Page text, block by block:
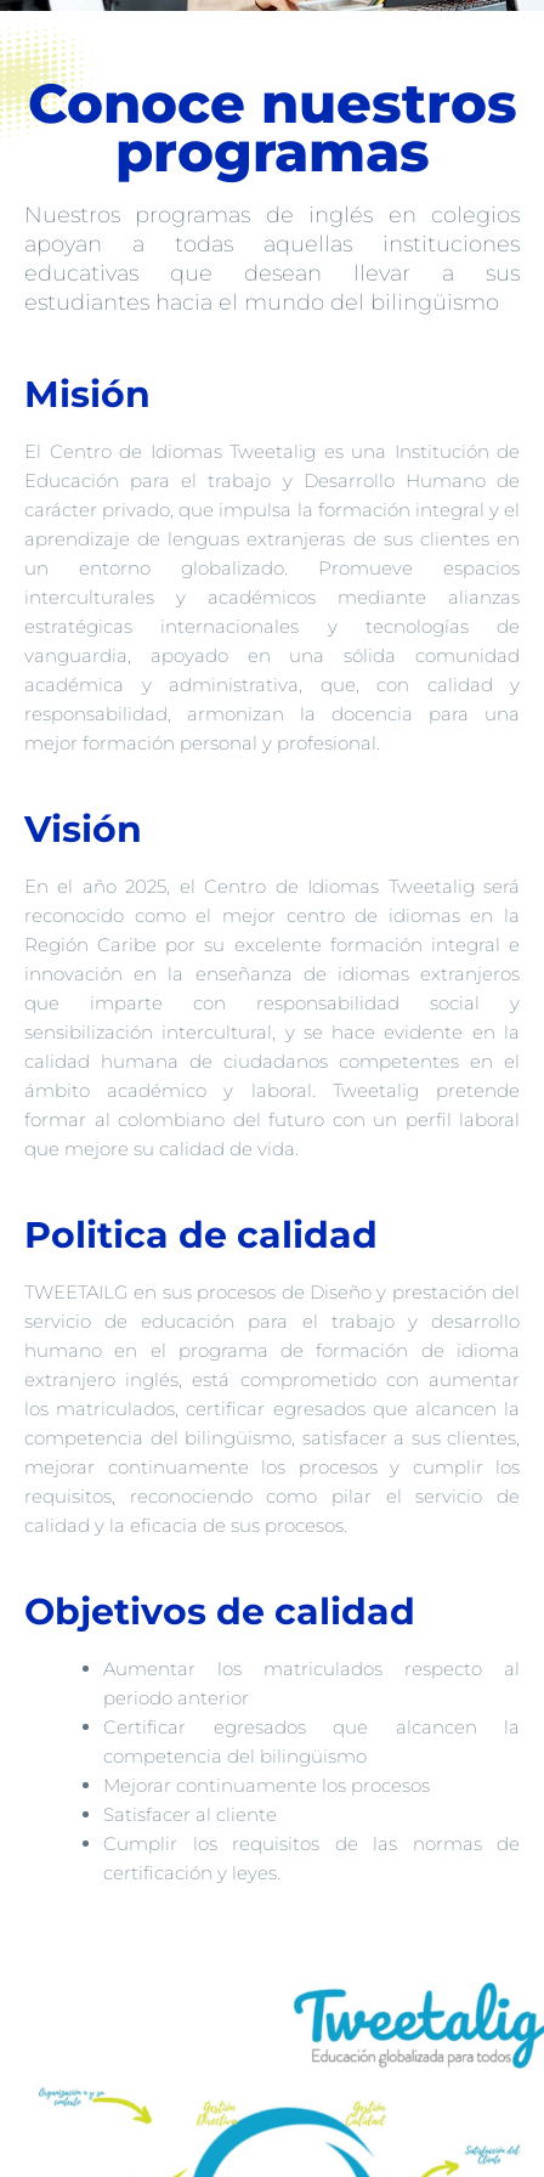
Conoce nuestros
programas
Nuestros programas de inglés en colegios
apoyan a todas aquellas instituciones
educativas que desean llevar a sus
estudiantes hacia el mundo del bilingüismo
Misión
El Centro de Idiomas Tweetalig es una Institución de
Educación para el trabajo y Desarrollo Humano de
carácter privado, que impulsa la formación integral y el
aprendizaje de lenguas extranjeras de sus clientes en
un entorno globalizado. Promueve espacios
interculturales y académicos mediante alianzas
estratégicas internacionales y tecnologías de
vanguardia, apoyado en una sólida comunidad
académica y administrativa, que, con calidad y
responsabilidad, armonizan la docencia para una
mejor formación personal y profesional.
Visión
En el año 2025, el Centro de Idiomas Tweetalig será
reconocido como el mejor centro de idiomas en la
Región Caribe por su excelente formación integral e
innovación en la enseñanza de idiomas extranjeros
que imparte con responsabilidad social y
sensibilización intercultural, y se hace evidente en la
calidad humana de ciudadanos competentes en el
ámbito académico y laboral. Tweetalig pretende
formar al colombiano del futuro con un perfil laboral
que mejore su calidad de vida.
Politica de calidad
TWEETAILG en sus procesos de Diseño y prestación del
servicio de educación para el trabajo y desarrollo
humano en el programa de formación de idioma
extranjero inglés, está comprometido con aumentar
los matriculados, certificar egresados que alcancen la
competencia del bilingüismo, satisfacer a sus clientes,
mejorar continuamente los procesos y cumplir los
requisitos, reconociendo como pilar el servicio de
calidad y la eficacia de sus procesos.
Objetivos de calidad
Aumentar los matriculados respecto al
periodo anterior
Certificar egresados que alcancen la
competencia del bilingüismo
Mejorar continuamente los procesos
Satisfacer al cliente
Cumplir los requisitos de las normas de
certificación y leyes.